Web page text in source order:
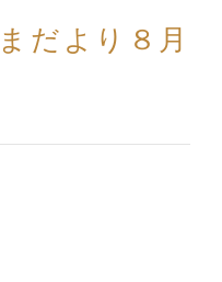
だより８月